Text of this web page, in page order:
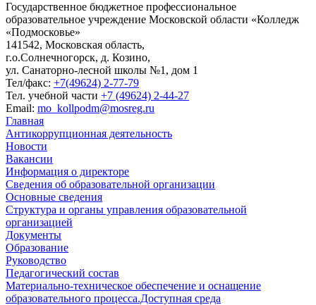
Государственное бюджетное профессиональное
образовательное учреждение Московской области «Колледж
«Подмосковье»
141542, Московская область,
г.о.Солнечногорск, д. Козино,
ул. Санаторно-лесной школы №1, дом 1
Тел/факс: +7(49624) 2-77-79
Тел. учебной части +7 (49624) 2-44-27
Email: mo_kollpodm@mosreg.ru
Главная
Антикоррупционная деятельность
Новости
Вакансии
Информация о директоре
Сведения об образовательной организации
Основные сведения
Структура и органы управления образовательной
организацией
Документы
Образование
Руководство
Педагогический состав
Материально-техническое обеспечение и оснащение
образовательного процесса.Доступная среда